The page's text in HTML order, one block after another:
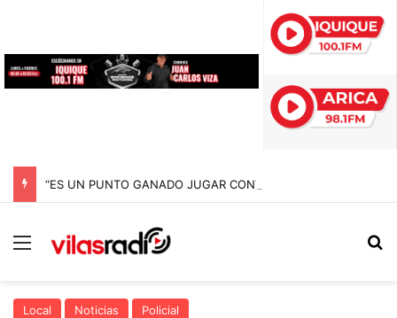
Menú
Local Noticias Policial